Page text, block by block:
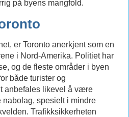
på byens mangfold.
er Toronto anerkjent som en
i Nord-Amerika. Politiet har
og de fleste områder i byen
både turister og
anbefales likevel å være
nabolag, spesielt i mindre
Trafikksikkerheten